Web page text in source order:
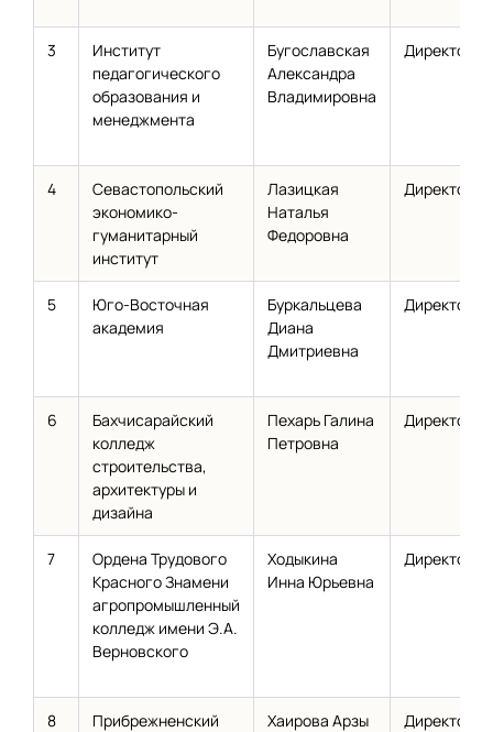
3
Институт
педагогического
образования и
менеджмента
Бугославская
Александра
Владимировна
Директор
4
Севастопольский
экономико-
гуманитарный
институт
Лазицкая
Наталья
Федоровна
Директор
5
Юго-Восточная
академия
Буркальцева
Диана
Дмитриевна
Директор
6
Бахчисарайский
колледж
строительства,
архитектуры и
дизайна
Пехарь Галина
Петровна
Директор
7
Ордена Трудового
Красного Знамени
агропромышленный
колледж имени Э.А.
Верновского
Ходыкина
Инна Юрьевна
Директор
8
Прибрежненский
Хаирова Арзы
Директор